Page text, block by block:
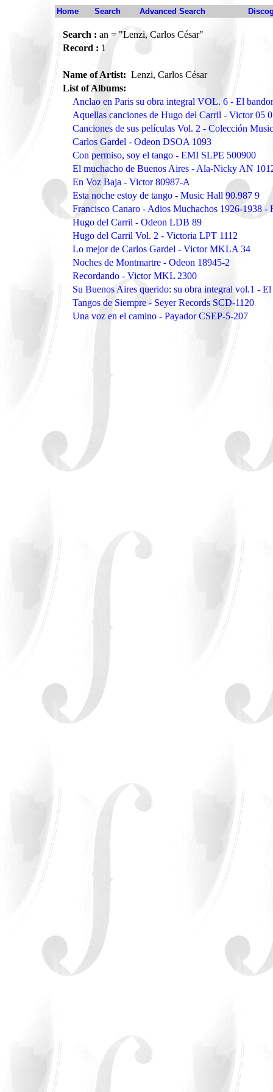
Home Search Advanced Search
Search : an = "Lenzi, Carlos César"
Record : 1
Name of Artist: Lenzi, Carlos César
List of Albums:
Anclao en Paris su obra integral VOL. 6 - El
Aquellas canciones de Hugo del Carril - Victor 05
Canciones de sus películas Vol. 2 - Colección
Carlos Gardel - Odeon DSOA 1093
Con permiso, soy el tango - EMI SLPE 500900
El muchacho de Buenos Aires - Ala-Nicky AN
En Voz Baja - Victor 80987-A
Esta noche estoy de tango - Music Hall 90.987 9
Francisco Canaro - Adios Muchachos 1926-1938
Hugo del Carril - Odeon LDB 89
Hugo del Carril Vol. 2 - Victoria LPT 1112
Lo mejor de Carlos Gardel - Victor MKLA 34
Noches de Montmartre - Odeon 18945-2
Recordando - Victor MKL 2300
Su Buenos Aires querido: su obra integral vol.1 -
Tangos de Siempre - Seyer Records SCD-1120
Una voz en el camino - Payador CSEP-5-207